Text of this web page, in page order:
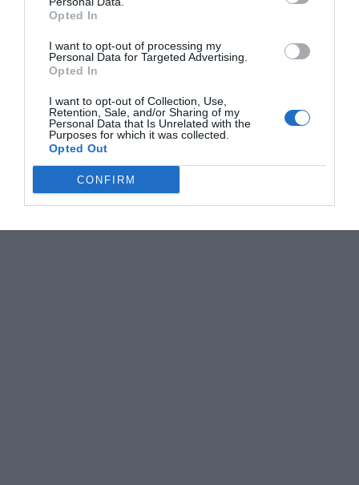
Opted In
I want to opt-out of processing my
Personal Data for Targeted Advertising.
Opted In
I want to opt-out of Collection, Use,
Retention, Sale, and/or Sharing of my
Personal Data that Is Unrelated with the
Purposes for which it was collected.
Opted Out
CONFIRM